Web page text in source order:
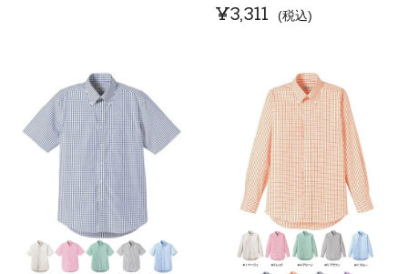
¥3,311 税込